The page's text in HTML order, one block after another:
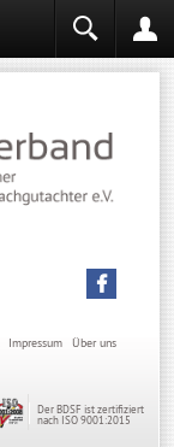
Über uns
Impressum
Der BDSF ist zertifiziert
nach ISO 9001:2015